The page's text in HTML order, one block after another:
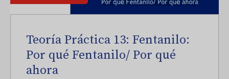
Teoría Práctica 13: Fentanilo:
Por qué Fentanilo/ Por qué
ahora